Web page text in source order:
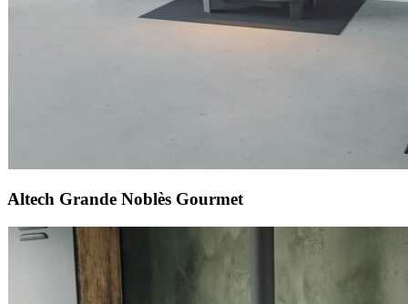
Altech Grande Noblès Gourmet